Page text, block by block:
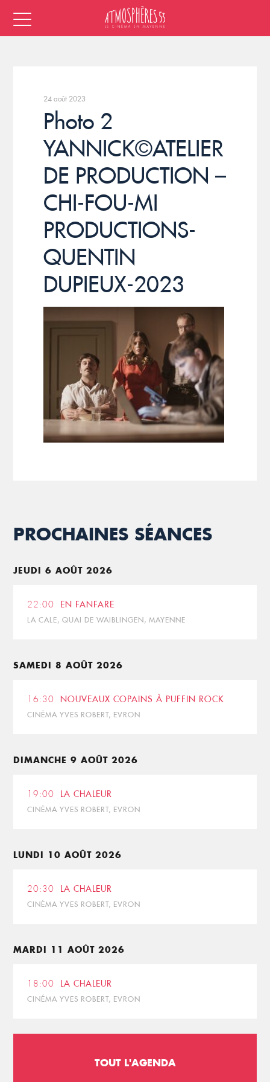
24 août 2023
Photo 2
YANNICK©ATELIER
DE PRODUCTION –
CHI-FOU-MI
PRODUCTIONS-
QUENTIN
DUPIEUX-2023
PROCHAINES SÉANCES
JEUDI 6 AOÛT 2026
22:00 EN FANFARE
LA CALE, QUAI DE WAIBLINGEN, MAYENNE
SAMEDI 8 AOÛT 2026
16:30 NOUVEAUX COPAINS À PUFFIN ROCK
CINÉMA YVES ROBERT, EVRON
DIMANCHE 9 AOÛT 2026
19:00 LA CHALEUR
CINÉMA YVES ROBERT, EVRON
LUNDI 10 AOÛT 2026
20:30 LA CHALEUR
CINÉMA YVES ROBERT, EVRON
MARDI 11 AOÛT 2026
18:00 LA CHALEUR
CINÉMA YVES ROBERT, EVRON
TOUT L'AGENDA